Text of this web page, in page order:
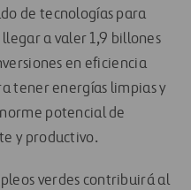
de tecnologías para
a valer 1,9 billones
en eficiencia
tener energías limpias y
potencial de
y productivo.
verdes contribuirá al